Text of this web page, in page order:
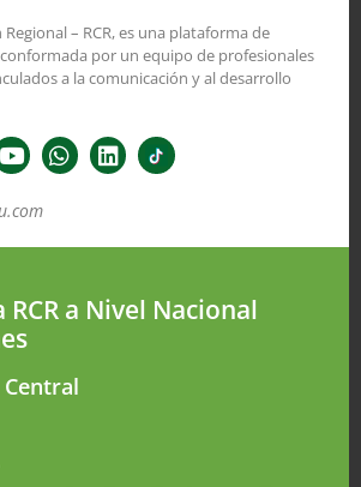
– RCR, es una plataforma de
por un equipo de profesionales
a la comunicación y al desarrollo
a Nivel Nacional